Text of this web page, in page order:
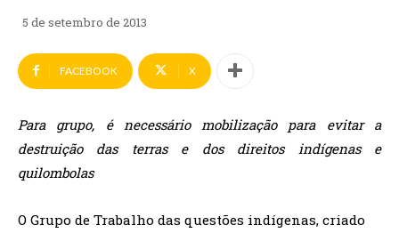
5 de setembro de 2013
FACEBOOK X
Para grupo, é necessário mobilização para evitar a
destruição das terras e dos direitos indígenas e
quilombolas
O Grupo de Trabalho das questões indígenas, criado